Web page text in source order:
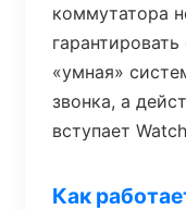
коммутатора
«умная»
звонка, а
вступает
Как